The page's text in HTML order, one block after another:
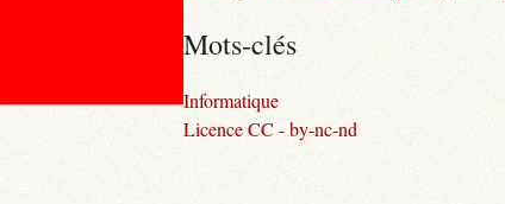
Mots-clés
Informatique
Licence CC - by-nc-nd